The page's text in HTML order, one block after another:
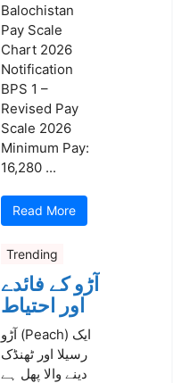
Balochistan
Pay Scale
Chart 2026
Notification
BPS 1 –
Revised Pay
Scale 2026
Minimum Pay:
16,280 ...
Read More
Trending
آڑو کے فائدے
اور احتیاط
آڑو (Peach) ایک
رسیلا اور ٹھنڈک
دینے والا پھل ہے